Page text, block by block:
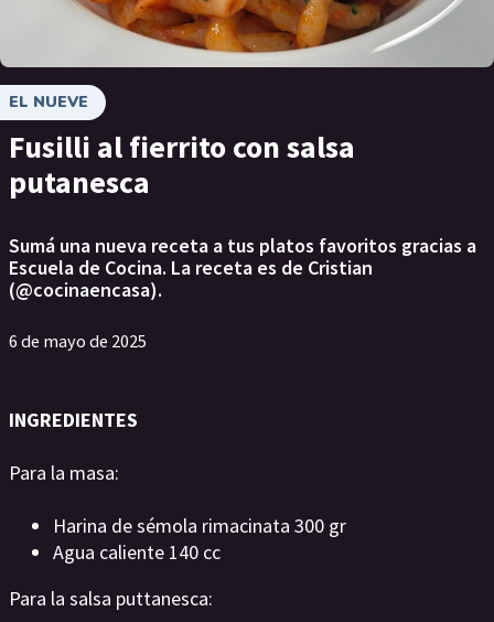
EL NUEVE
Fusilli al fierrito con salsa
putanesca
Sumá una nueva receta a tus platos favoritos gracias a
Escuela de Cocina. La receta es de Cristian
(@cocinaencasa).
6 de mayo de 2025
INGREDIENTES
Para la masa:
Harina de sémola rimacinata 300 gr
Agua caliente 140 cc
Para la salsa puttanesca: